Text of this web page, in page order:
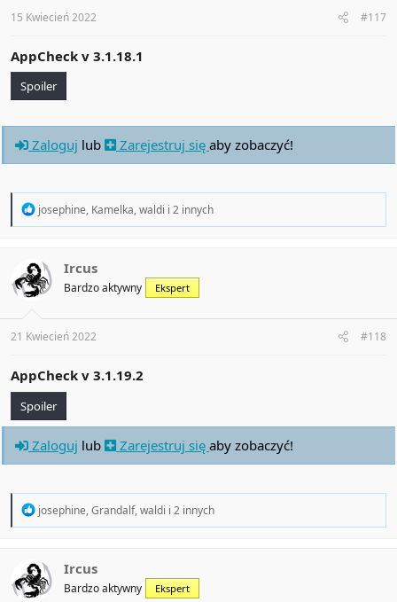
:
15 Kwiecień 2022 #117
AppCheck v 3.1.18.1
Spoiler
Zaloguj lub Zarejestruj się aby zobaczyć!
R
t
i
o
s
:
josephine, Kamelka,waldi i 2 innych
Ircus
Bardzo aktywny Ekspert
21 Kwiecień 2022 #118
AppCheck v 3.1.19.2
Spoiler
Zaloguj lub Zarejestruj się aby zobaczyć!
R
t
i
o
josephine,Grandalf,waldi i 2 innych
Ircus
Bardzo aktywny Ekspert